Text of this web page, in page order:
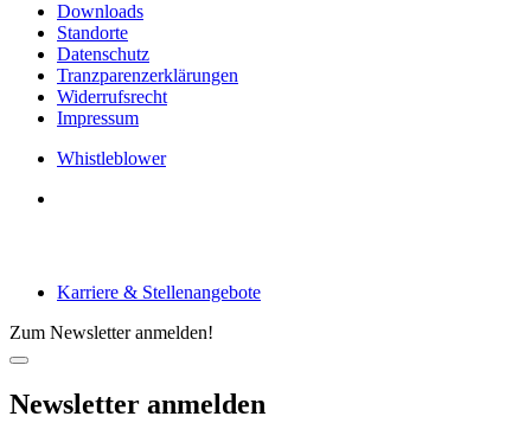
Downloads
Standorte
Datenschutz
Tranzparenzerklärungen
Widerrufsrecht
Impressum
Whistleblower
Karriere & Stellenangebote
Zum Newsletter anmelden!
Newsletter anmelden